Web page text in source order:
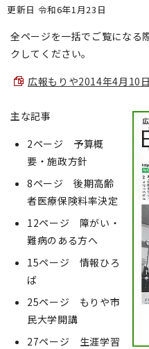
更新日 令和6年1月23日
全ページを一括でご覧になる
クしてください。
広報もりや2014年4月10
主な記事
2ページ 予算概
要・施政方針
8ページ 後期高齢
者医療保険料率決定
12ページ 障がい・
難病のある方へ
15ページ 情報ひろ
ば
25ページ もりや市
民大学開講
27ページ 生涯学習